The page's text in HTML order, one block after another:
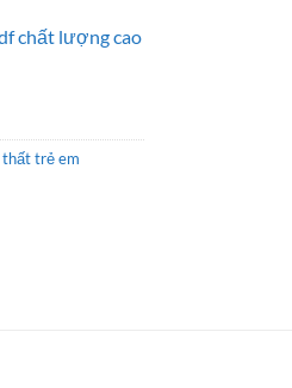
chất lượng cao
trẻ em